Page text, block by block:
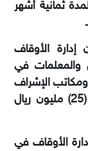
ثمانية أشهر
إدارة الأوقاف
والمعلمات في
‏ومكاتب الإشراف
عليها في السنوات الماضية أكثر من (25) مليون ريال
الأوقاف في